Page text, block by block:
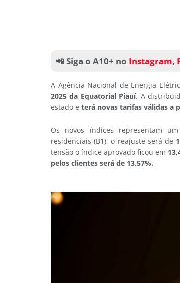
📲 Siga o A10+ no Instagram,
A Agência Nacional de Energia
2025 da Equatorial Piauí. A
estado e terá novas tarifas válidas a
Os novos índices representam
residenciais (B1), o reajuste será de
tensão o índice aprovado ficou em
pelos clientes será de 13,57%.